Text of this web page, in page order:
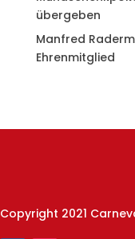
übergeben
Manfred
Ehrenmitglied
Copyright 2021